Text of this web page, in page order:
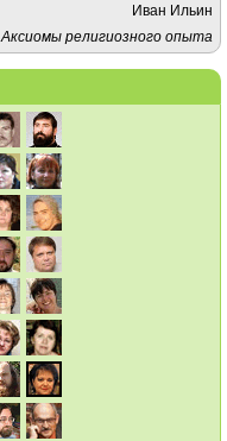
Иван Ильин
Аксиомы религиозного опыта